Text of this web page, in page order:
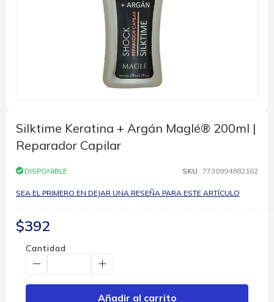
comienzo
de
la
de
imágenes
Silktime Keratina + Argán Maglé® 200ml |
Reparador Capilar
DISPONIBLE SKU 7730994882162
SEA EL PRIMERO EN DEJAR UNA RESEÑA PARA ESTE ARTÍCULO
$392
Cantidad
Añadir al carrito